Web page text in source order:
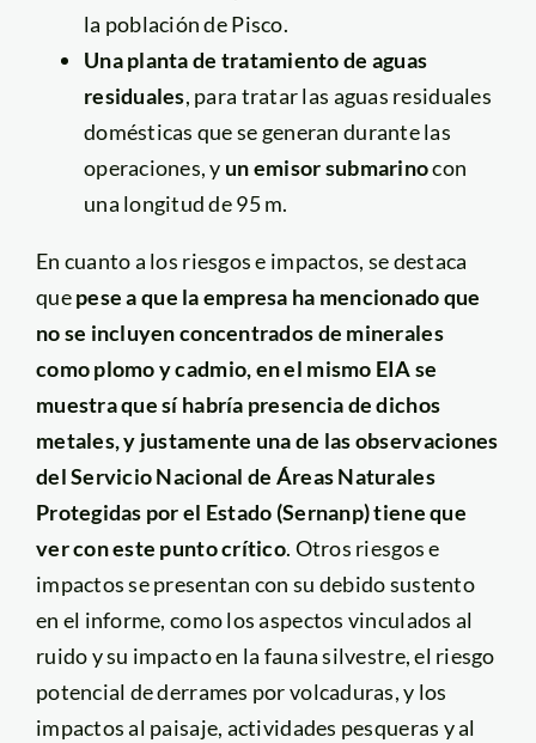
la población de Pisco.
Una planta de tratamiento de aguas
residuales, para tratar las aguas residuales
domésticas que se generan durante las
operaciones, y un emisor submarinocon
una longitud de 95 m.
En cuanto a los riesgos e impactos, se destaca
quepese a que la empresa ha mencionado que
no se incluyen concentrados de minerales
como plomo y cadmio, en el mismo EIA se
muestra que sí habría presencia de dichos
metales, y justamente una de las observaciones
del Servicio Nacional de Áreas Naturales
Protegidas por el Estado (Sernanp) tiene que
ver con este punto crítico. Otros riesgos e
impactos se presentan con su debido sustento
en el informe, como los aspectos vinculados al
ruido y su impacto en la fauna silvestre, el riesgo
potencial de derrames por volcaduras, y los
impactos al paisaje, actividades pesqueras y al